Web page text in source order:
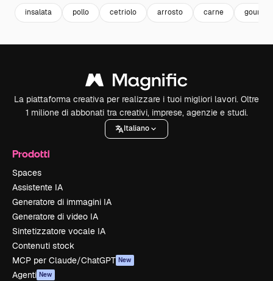
insalata pollo cetriolo arrosto carne
La piattaforma creativa per realizzare i tuoi migliori lavori. Oltre
1 milione di abbonati tra creativi, imprese, agenzie e studi.
Italiano
Prodotti
Spaces
Assistente IA
Generatore di immagini IA
Generatore di video IA
Sintetizzatore vocale IA
Contenuti stock
MCP per Claude/ChatGPT New
Agenti New